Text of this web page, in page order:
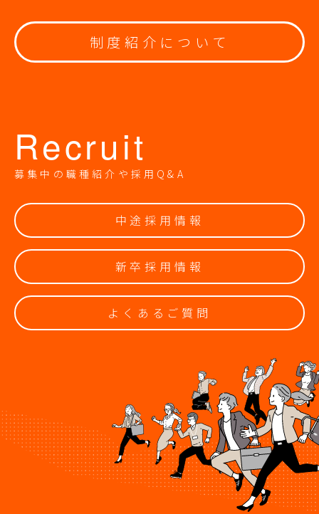
制度紹介について
Recruit
募集中の職種紹介や採用Q&A
中途採用情報
新卒採用情報
よくあるご質問